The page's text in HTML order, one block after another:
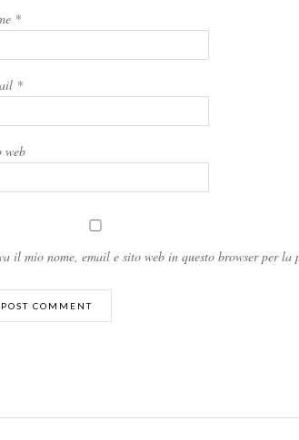
*
*
web
il mio nome, email e sito web in questo browser per la